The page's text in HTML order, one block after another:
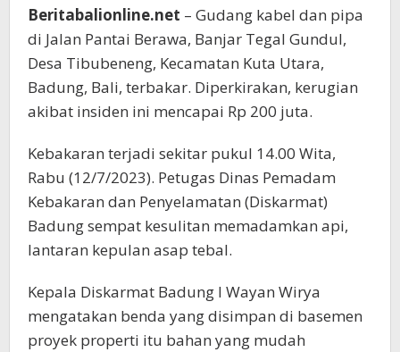
Juta
Beritabalionline.net – Gudang kabel dan pipa
di Jalan Pantai Berawa, Banjar Tegal Gundul,
Desa Tibubeneng, Kecamatan Kuta Utara,
Badung, Bali, terbakar. Diperkirakan, kerugian
akibat insiden ini mencapai Rp 200 juta.
Kebakaran terjadi sekitar pukul 14.00 Wita,
Rabu (12/7/2023). Petugas Dinas Pemadam
Kebakaran dan Penyelamatan (Diskarmat)
Badung sempat kesulitan memadamkan api,
lantaran kepulan asap tebal.
Kepala Diskarmat Badung I Wayan Wirya
mengatakan benda yang disimpan di basemen
proyek properti itu bahan yang mudah